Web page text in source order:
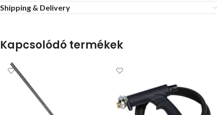
Shipping & Delivery
Kapcsolódó termékek